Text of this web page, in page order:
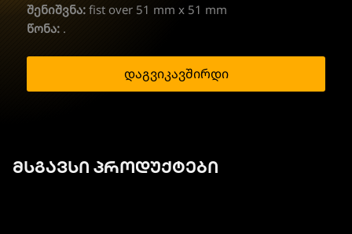
შენიშვნა: fist over 51 mm x 51 mm
წონა: .
დაგვიკავშირდი
მსგავსი პროდუქტები